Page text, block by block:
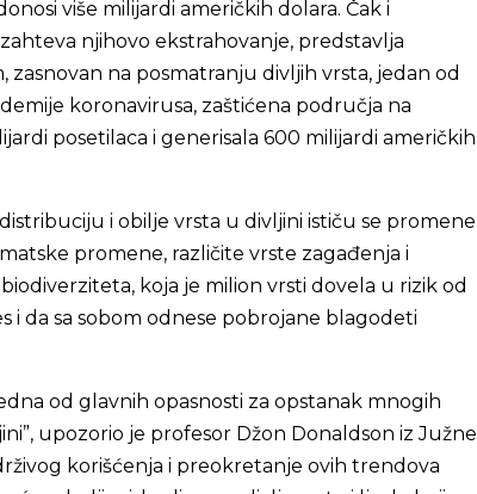
više milijardi američkih dolara. Čak i
njihovo ekstrahovanje, predstavlja
zasnovan na posmatranju divljih vrsta, jedan od
koronavirusa, zaštićena područja na
posetilaca i generisala 600 milijardi američkih
i obilje vrsta u divljini ističu se promene
promene, različite vrste zagađenja i
koja je milion vrsti dovela u rizik od
i da sa sobom odnese pobrojane blagodeti
od glavnih opasnosti za opstanak mnogih
upozorio je profesor Džon Donaldson iz Južne
korišćenja i preokretanje ovih trendova